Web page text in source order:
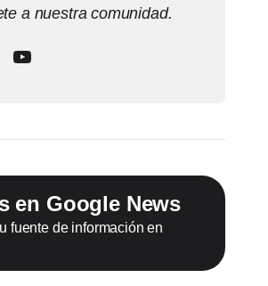
a nuestra comunidad.
en Google News
fuente de información en